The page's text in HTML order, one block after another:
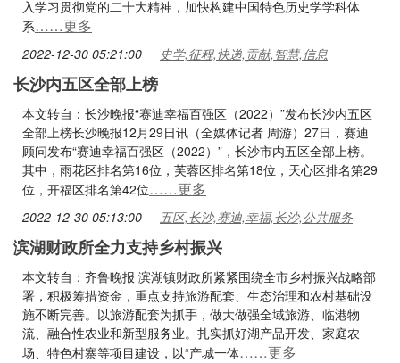
入学习贯彻党的二十大精神，加快构建中国特色历史学学科体
系……更多
2022-12-30 05:21:00 史学,征程,快递,贡献,智慧,信息
长沙内五区全部上榜
本文转自：长沙晚报“赛迪幸福百强区（2022）”发布长沙内五区
全部上榜长沙晚报12月29日讯（全媒体记者 周游）27日，赛迪
顾问发布“赛迪幸福百强区（2022）”，长沙市内五区全部上榜。
其中，雨花区排名第16位，芙蓉区排名第18位，天心区排名第29
位，开福区排名第42位……更多
2022-12-30 05:13:00 五区,长沙,赛迪,幸福,长沙,公共服务
滨湖财政所全力支持乡村振兴
本文转自：齐鲁晚报 滨湖镇财政所紧紧围绕全市乡村振兴战略部
署，积极筹措资金，重点支持旅游配套、生态治理和农村基础设
施不断完善。以旅游配套为抓手，做大做强全域旅游、临港物
流、融合性农业和新型服务业。扎实抓好湖产品开发、家庭农
场、特色村寨等项目建设，以“产城一体……更多